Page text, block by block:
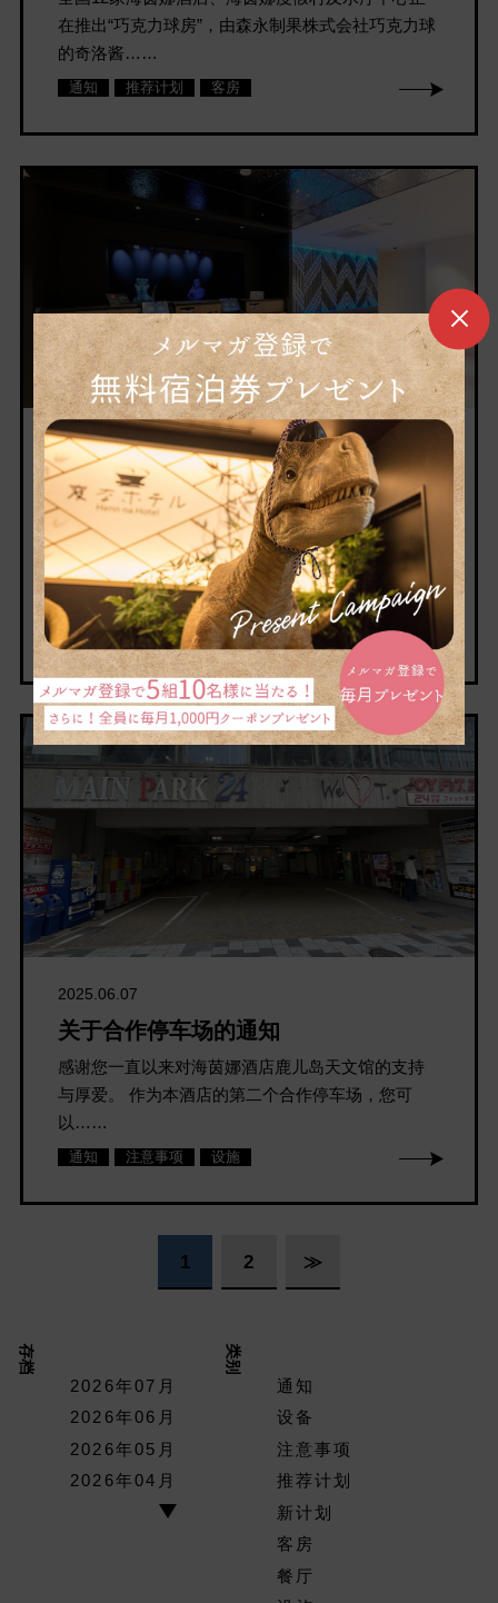
在推出“巧克力球房”，由森永制果株式会社巧克力球
的奇洛酱……
通知 推荐计划 客房
2025.07.01
“海茵娜酒店鹿儿岛 天文馆”已作为“海
茵娜酒店尊贵鹿儿岛 天文馆”重新开
业。
衷心感谢您一直以来的特别关照。 此次“海茵娜酒店
鹿儿岛 天文馆”将于2025年7月1日……
通知
2025.06.07
关于合作停车场的通知
感谢您一直以来对海茵娜酒店鹿儿岛天文馆的支持
与厚爱。 作为本酒店的第二个合作停车场，您可
以……
通知 注意事项 设施
1 2 ≫
存档
2026年07月
2026年06月
2026年05月
2026年04月
类别
通知
设备
注意事项
推荐计划
新计划
客房
餐厅